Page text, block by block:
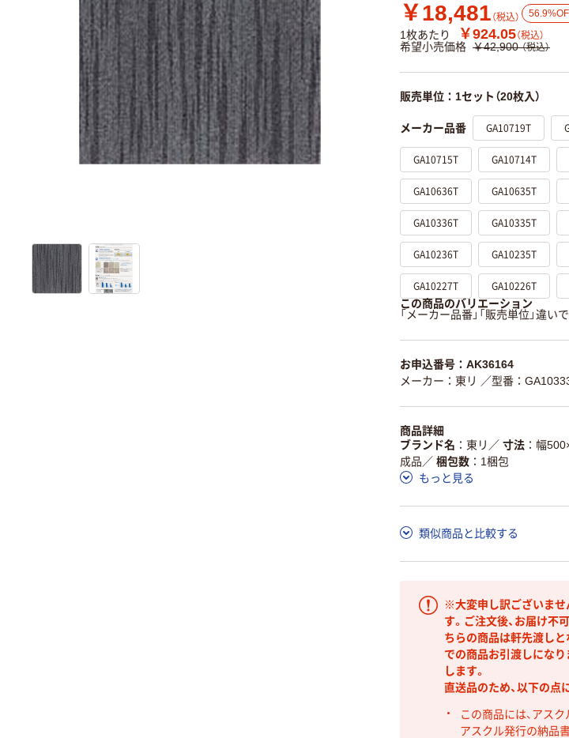
￥18,481 （税込）
1枚あたり
￥924.05（税込）
希望小売価格 ￥42,900 （税込）
販売単位：1セット（20枚入）
メーカー品番 GA10719T
GA10715T GA10714T
GA10636T GA10635T
GA10336T GA10335T
GA10236T GA10235T
GA10227T GA10226T
この商品のバリエーション
「メーカー品番」「販売単位」違い
お申込番号：AK36164
メーカー：東リ ／型番：
商品詳細
ブランド名
東リ ／ 寸法 幅
成品 ／ 梱包数
1梱包
もっと見る
類似商品と比較する
※大変申し訳ございませ
す。ご注文後、お届け不
ちらの商品は軒先渡しと
での商品お引渡しにな
します。
直送品のため、以下の点
この商品には、アス
アスクル発行の納品